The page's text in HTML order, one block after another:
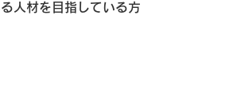
人材を目指している方